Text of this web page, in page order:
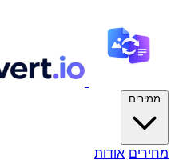
ממירים
מחירים אודות